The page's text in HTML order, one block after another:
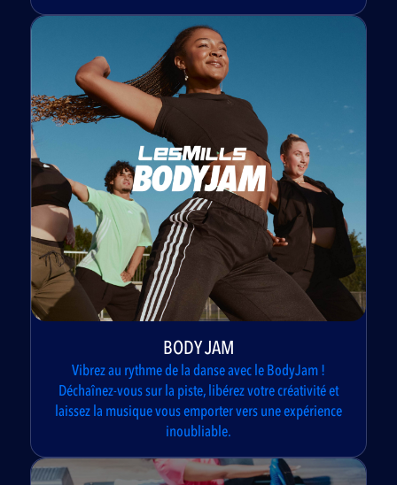
BODY JAM
Vibrez au rythme de la danse avec le BodyJam !
Déchaînez-vous sur la piste, libérez votre créativité et
laissez la musique vous emporter vers une expérience
inoubliable.